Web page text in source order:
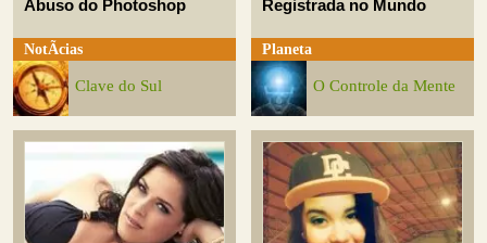
Abuso do Photoshop
NotÃ­cias
Clave do Sul
Registrada no Mundo
Planeta
O Controle da Mente